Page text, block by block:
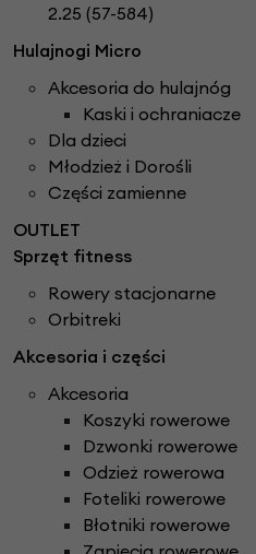
2.25 (57-584)
Hulajnogi Micro
Akcesoria do hulajnóg
Kaski i ochraniacze
Dla dzieci
Młodzież i Dorośli
Części zamienne
OUTLET
Sprzęt fitness
Rowery stacjonarne
Orbitreki
Akcesoria i części
Akcesoria
Koszyki rowerowe
Dzwonki rowerowe
Odzież rowerowa
Foteliki rowerowe
Błotniki rowerowe